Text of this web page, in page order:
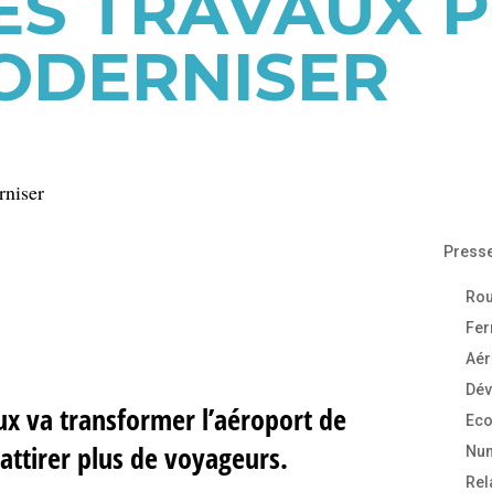
va transformer l’aéroport de
plus de voyageurs.